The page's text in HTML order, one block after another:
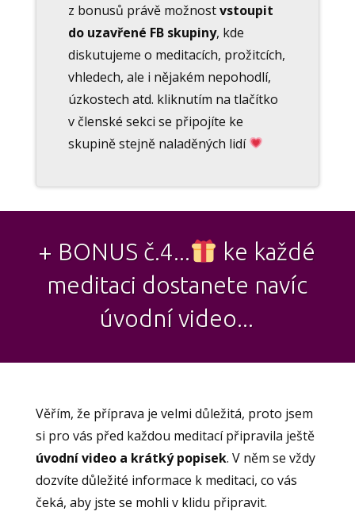
z bonusů právě možnostvstoupit
do uzavřené FB skupiny, kde
diskutujeme o meditacích, prožitcích,
vhledech, ale i nějakém nepohodlí,
úzkostech atd. kliknutím na tlačítko
v členské sekci se připojíte ke
skupině stejně naladěných lidí
+ BONUS č.4...
ke každé
meditaci dostanete navíc
úvodní video...
Věřím, že příprava je velmi důležitá, proto jsem
si pro vás před každou meditací připravila ještě
úvodní video a krátký popisek. V něm se vždy
dozvíte důležité informace k meditaci, co vás
čeká, aby jste se mohli v klidu připravit.